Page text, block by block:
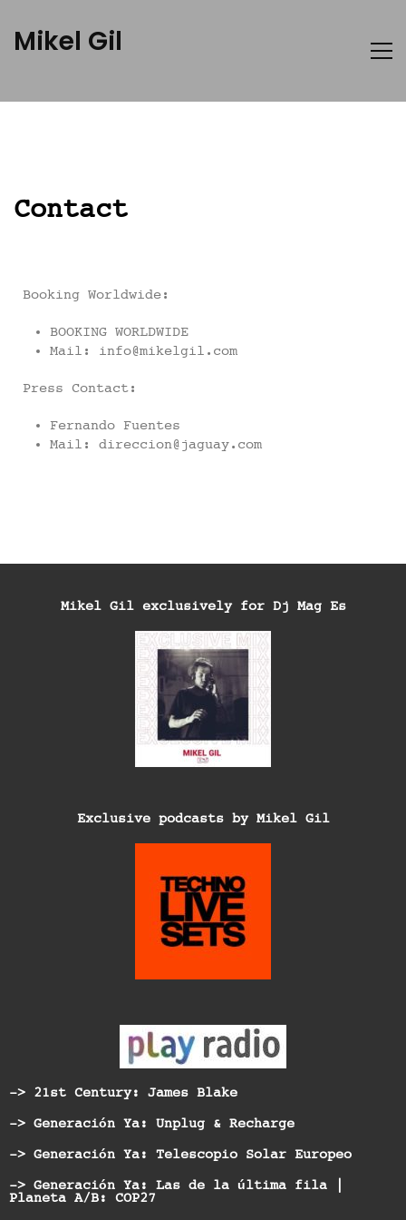
Mikel Gil
Contact
Booking Worldwide:
BOOKING WORLDWIDE
Mail: info@mikelgil.com
Press Contact:
Fernando Fuentes
Mail: direccion@jaguay.com
Mikel Gil exclusively for Dj Mag Es
Exclusive podcasts by Mikel Gil
-> 21st Century: James Blake
-> Generación Ya: Unplug & Recharge
-> Generación Ya: Telescopio Solar Europeo
-> Generación Ya: Las de la última fila |
Planeta A/B: COP27